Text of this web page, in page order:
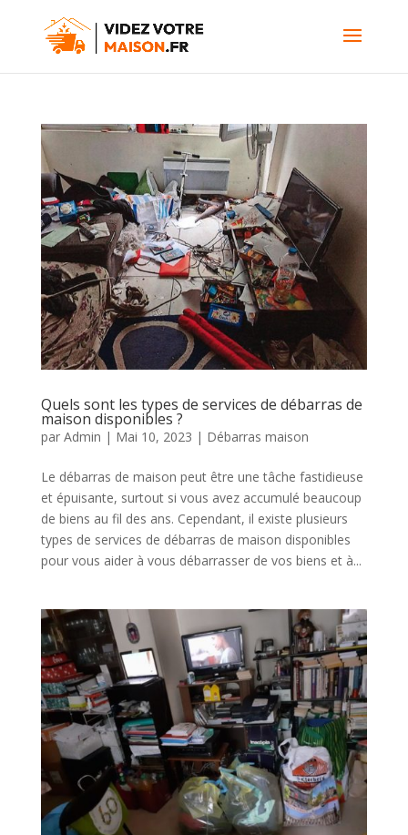
Quels sont les types de services de débarras de
maison disponibles ?
par Admin | Mai 10, 2023 | Débarras maison
Le débarras de maison peut être une tâche fastidieuse
et épuisante, surtout si vous avez accumulé beaucoup
de biens au fil des ans. Cependant, il existe plusieurs
types de services de débarras de maison disponibles
pour vous aider à vous débarrasser de vos biens et à...